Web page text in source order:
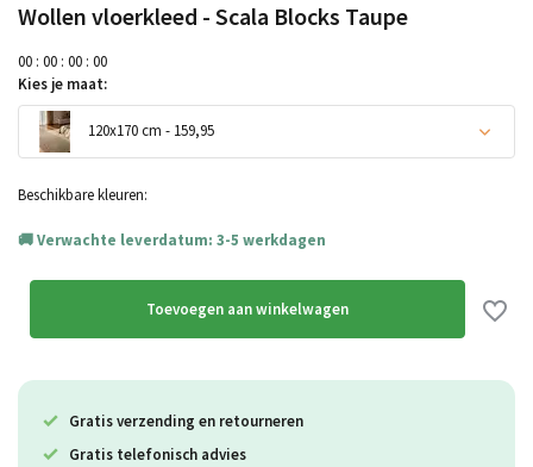
Wollen vloerkleed - Scala Blocks Taupe
00 : 00 : 00 : 00
Kies je maat:
120x170 cm - 159,95
Beschikbare kleuren:
Verwachte leverdatum: 3-5 werkdagen
Toevoegen aan winkelwagen
Gratis verzending en retourneren
Gratis telefonisch advies